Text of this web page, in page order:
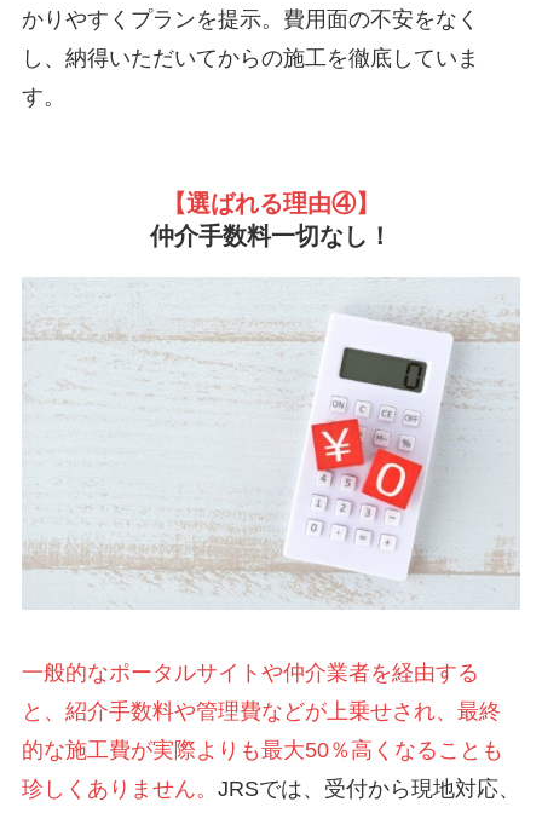
かりやすくプランを提示。費用面の不安をなく
し、納得いただいてからの施工を徹底していま
す。
【選ばれる理由④】
仲介手数料一切なし！
一般的なポータルサイトや仲介業者を経由する
と、紹介手数料や管理費などが上乗せされ、最終
的な施工費が実際よりも最大50％高くなることも
珍しくありません。 JRSでは、受付から現地対応、